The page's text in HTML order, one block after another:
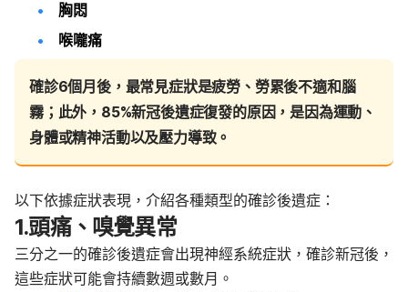
胸悶
喉嚨痛
確診6個月後，最常見症狀是疲勞、勞累後不適和腦
霧；此外，85%新冠後遺症復發的原因，是因為運動、
身體或精神活動以及壓力導致。
以下依據症狀表現，介紹各種類型的確診後遺症：
1.頭痛、嗅覺異常
三分之一的確診後遺症會出現神經系統症狀，確診新冠後，
這些症狀可能會持續數週或數月。